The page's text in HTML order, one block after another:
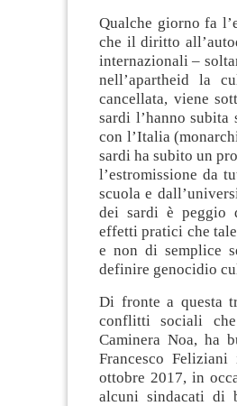
Qualche giorno fa
che il diritto
internazionali –
nell’apartheid la
cancellata, viene
sardi l’hanno
con l’Italia
sardi ha subito un
l’estromissione da
scuola e
dei sardi è peggio
effetti pratici che
e non di semplice
definire genocidio
Di fronte a questa
conflitti sociali
Caminera Noa, ha
Francesco
ottobre 2017, in
alcuni sindacati di